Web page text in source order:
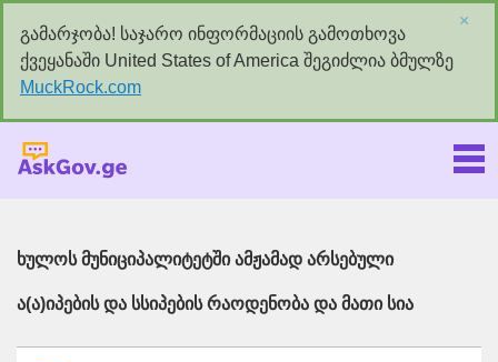
გამარჯობა! საჯარო ინფორმაციის გამოთხოვა
ქვეყანაში United States of America შეგიძლია ბმულზე
MuckRock.com
×
ხულოს მუნიციპალიტეტში ამჟამად არსებული
ა(ა)იპების და სსიპების რაოდენობა და მათი სია